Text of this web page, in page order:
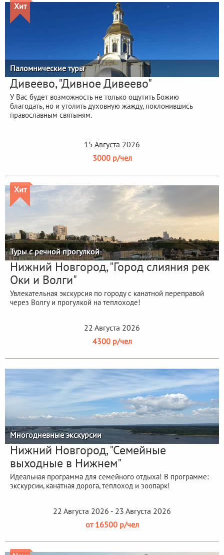
Хит
Паломнические туры
Дивеево, "Дивное Дивеево"
У Вас будет возможность не только ощутить Божию
благодать, но и утолить духовную жажду, поклонившись
православным святыням.
15 Августа 2026
3000 р/чел
Хит
Туры с речной прогулкой
Нижний Новгород, "Город слияния рек
Оки и Волги"
Увлекательная экскурсия по городу с канатной переправой
через Волгу и прогулкой на теплоходе!
22 Августа 2026
4300 р/чел
Многодневные экскурсии
Нижний Новгород, "Семейные
выходные в Нижнем"
Идеальная программа для семейного отдыха! В программе:
экскурсии, канатная дорога, теплоход и зоопарк!
22 Августа 2026 - 23 Августа 2026
от 16500 р/чел